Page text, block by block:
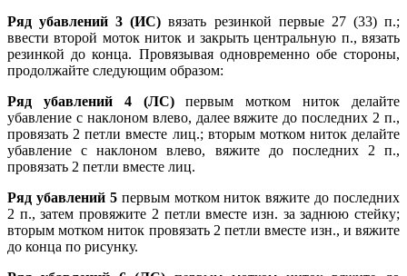
Ряд убавлений 3 (ИС) вязать резинкой первые 27 (33) п.;
ввести второй моток ниток и закрыть центральную п., вязать
резинкой до конца. Провязывая одновременно обе стороны,
продолжайте следующим образом:
Ряд убавлений 4 (ЛС)первым мотком ниток делайте
убавление с наклоном влево, далее вяжите до последних 2 п.,
провязать 2 петли вместе лиц.; вторым мотком ниток делайте
убавление с наклоном влево, вяжите до последних 2 п.,
провязать 2 петли вместе лиц.
Ряд убавлений 5первым мотком ниток вяжите до последних
2 п., затем провяжите 2 петли вместе изн. за заднюю стейку;
вторым мотком ниток провязать 2 петли вместе изн., и вяжите
до конца по рисунку.